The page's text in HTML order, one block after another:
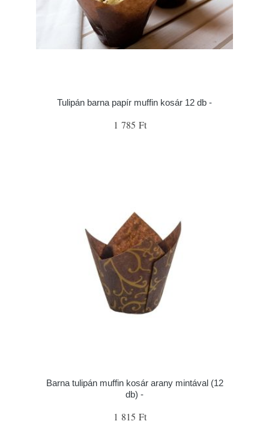
Tulipán barna papír muffin kosár 12 db -
1 785 Ft
Barna tulipán muffin kosár arany mintával (12
db) -
1 815 Ft